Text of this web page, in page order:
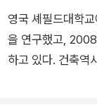
문 것도 많음을 고
너 명의 평자가 짧
이 단상이든 평론
영국 셰필드대학
을 연구했고,
하고 있다. 건축역